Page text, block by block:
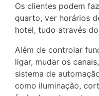
Os clientes podem
quarto, ver horários
hotel, tudo através
Além de controlar
ligar, mudar os
sistema de
como iluminação,